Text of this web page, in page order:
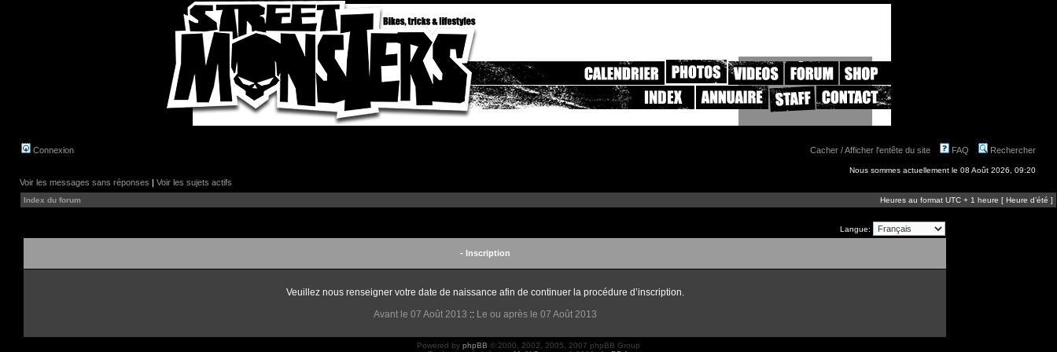
Connexion Cacher / Afficher l'entête du site FAQ Rechercher
Nous sommes actuellement le 08 Août 2026, 09:20
Voir les messages sans réponses | Voir les sujets actifs
Index du forum Heures au format UTC + 1 heure [ Heure d’été ]
Langue:
- Inscription
Veuillez nous renseigner votre date de naissance afin de continuer la procédure d’inscription.
Avant le 07 Août 2013 :: Le ou après le 07 Août 2013
Powered by phpBB © 2000, 2002, 2005, 2007 phpBB Group